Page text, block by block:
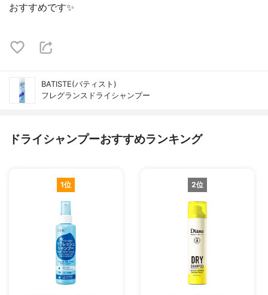
おすすめです✨
BATISTE(バティスト)
フレグランスドライシャンプー
ドライシャンプーおすすめランキング
1位 2位